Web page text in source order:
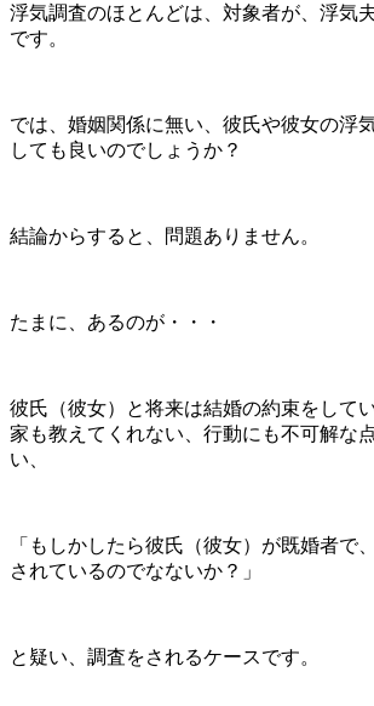
浮気調査のほとんどは、対象者が、浮気夫
です。
では、婚姻関係に無い、彼氏や彼女の浮
しても良いのでしょうか？
結論からすると、問題ありません。
たまに、あるのが・・・
彼氏（彼女）と将来は結婚の約束をしてい
家も教えてくれない、行動にも不可解な
い、
「もしかしたら彼氏（彼女）が既婚者で
されているのでなないか？」
と疑い、調査をされるケースです。